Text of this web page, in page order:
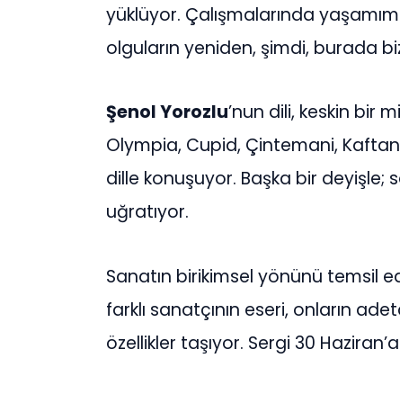
yüklüyor. Çalışmalarında
olguların yeniden, şimdi, burada
Şenol Yorozlu’nun dili, keskin bir
Olympia, Cupid, Çintemani,
dille konuşuyor. Başka bir deyişle;
uğratıyor.
Sanatın birikimsel yönünü temsil
farklı sanatçının eseri, onların
özellikler taşıyor. Sergi 30